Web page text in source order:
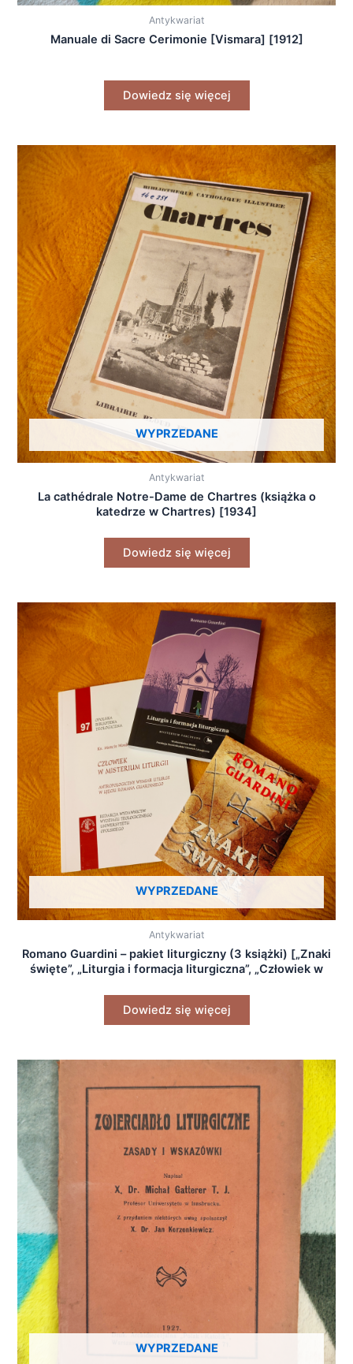
Antykwariat
Manuale di Sacre Cerimonie [Vismara] [1912]
Dowiedz się więcej
WYPRZEDANE
Antykwariat
La cathédrale Notre-Dame de Chartres (książka o
katedrze w Chartres) [1934]
Dowiedz się więcej
WYPRZEDANE
Antykwariat
Romano Guardini – pakiet liturgiczny (3 książki) [„Znaki
święte”, „Liturgia i formacja liturgiczna”, „Człowiek w
Dowiedz się więcej
WYPRZEDANE